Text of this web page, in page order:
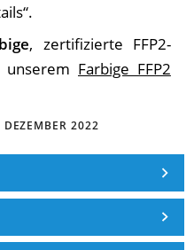
, zertifizierte FFP2-
Farbige FFP2
DEZEMBER 2022